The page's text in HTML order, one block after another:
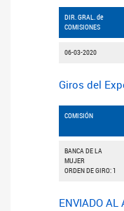
DIR. GRAL. de
COMISIONES
06-03-2020
Giros del
COMISIÓN
BANCA DE LA
MUJER
ORDEN DE GIRO: 1
ENVIADO AL